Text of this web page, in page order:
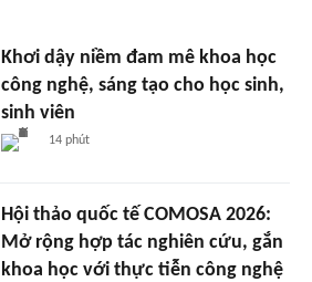
Khơi dậy niềm đam mê khoa học
công nghệ, sáng tạo cho học sinh,
sinh viên
14 phút
Hội thảo quốc tế COMOSA 2026:
Mở rộng hợp tác nghiên cứu, gắn
khoa học với thực tiễn công nghệ